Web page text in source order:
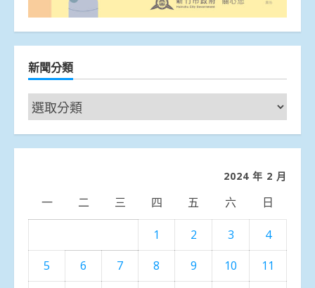
新聞分類
新
聞
分
2024 年 2 月
一 二 三 四 五 六 日
1 2 3
4
5
6 7 8 9 10
11